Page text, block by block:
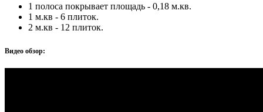
1 полоса покрывает площадь - 0,18 м.кв.
1 м.кв - 6 плиток.
2 м.кв - 12 плиток.
Видео обзор: